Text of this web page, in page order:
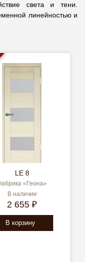
света и тени.
линейностью и
LE 8
«Геона»
В наличии
2 655 ₽
В корзину